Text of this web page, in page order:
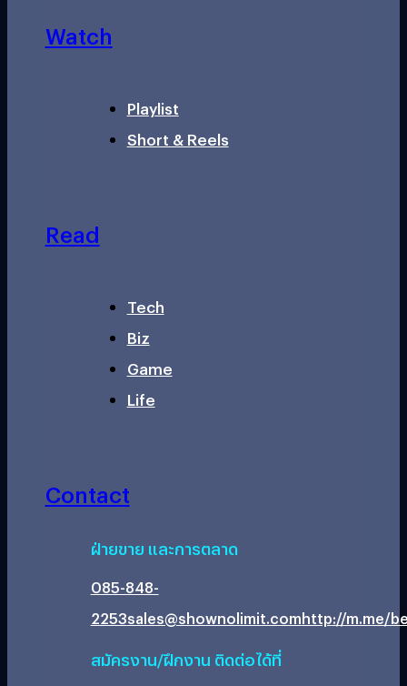
Watch
Playlist
Short & Reels
Read
Tech
Biz
Game
Life
Contact
ฝ่ายขาย และการตลาด
085-848-
2253sales@shownolimit.comhttp://m.me/
สมัครงาน/ฝึกงาน ติดต่อได้ที่